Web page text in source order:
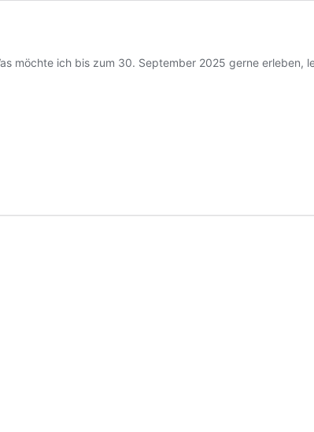
möchte ich bis zum 30. September 2025 gerne erleben,